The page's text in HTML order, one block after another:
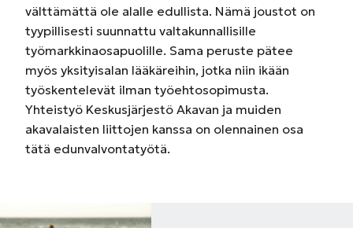
välttämättä ole alalle edullista. Nämä joustot on
tyypillisesti suunnattu valtakunnallisille
työmarkkinaosapuolille. Sama peruste pätee
myös yksityisalan lääkäreihin, jotka niin ikään
työskentelevät ilman työehtosopimusta.
Yhteistyö Keskusjärjestö Akavan ja muiden
akavalaisten liittojen kanssa on olennainen osa
tätä edunvalvontatyötä.